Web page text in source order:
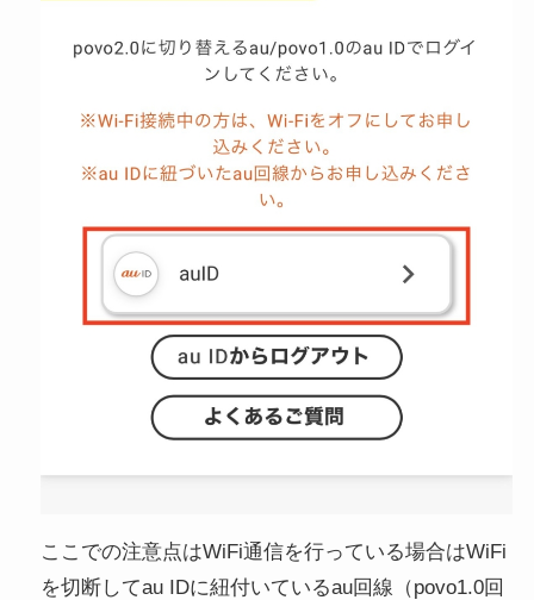
ここでの注意点はWiFi通信を行っている場合はWiFi
を切断してau IDに紐付いているau回線（povo1.0回